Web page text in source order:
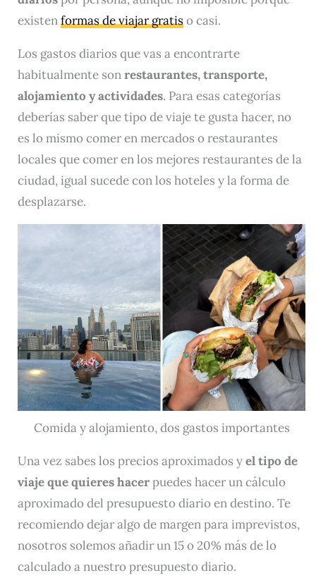
existenformas de viajar gratiso casi.
Los gastos diarios que vas a encontrarte
habitualmente sonrestaurantes, transporte,
alojamiento y actividades. Para esas categorías
deberías saber que tipo de viaje te gusta hacer, no
es lo mismo comer en mercados o restaurantes
locales que comer en los mejores restaurantes de la
ciudad, igual sucede con los hoteles y la forma de
desplazarse.
Comida y alojamiento, dos gastos importantes
Una vez sabes los precios aproximados yel tipo de
viaje que quieres hacerpuedes hacer un cálculo
aproximado del presupuesto diario en destino. Te
recomiendo dejar algo de margen para imprevistos,
nosotros solemos añadir un 15 o 20% más de lo
calculado a nuestro presupuesto diario.